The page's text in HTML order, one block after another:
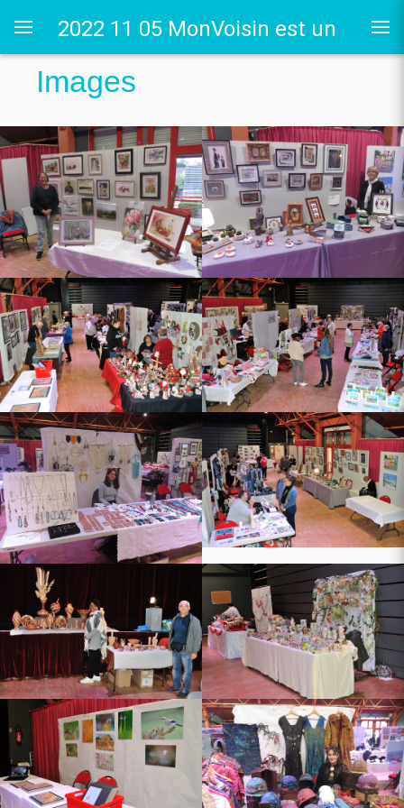
Guiry
Rethonde
2022 11 05 MonVoisin est un
Artiste
Images